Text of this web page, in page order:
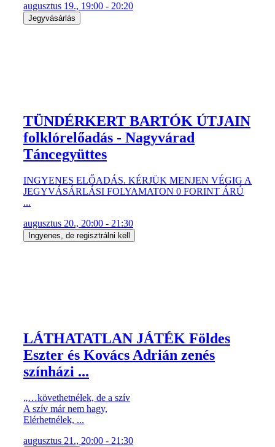
augusztus 19., 19:00 - 20:20
Jegyvásárlás
TÜNDÉRKERT BARTÓK ÚTJAIN
folklórelőadás - Nagyvárad
Táncegyüttes
INGYENES ELŐADÁS. KÉRJÜK MENJEN VÉGIG A
JEGYVÁSÁRLÁSI FOLYAMATON 0 FORINT ÁRÚ
...
augusztus 20., 20:00 - 21:30
Ingyenes, de regisztrálni kell
LÁTHATATLAN JÁTÉK Földes
Eszter és Kovács Adrián zenés
színházi ...
„…követhetnélek, de a szív
A szív már nem hagy,
Elérhetnélek, ...
augusztus 21., 20:00 - 21:30